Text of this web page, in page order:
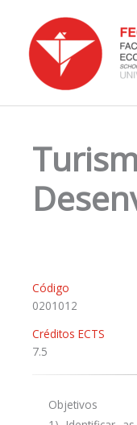
content
Código
0201012
Créditos ECTS
7.5
Objetivos